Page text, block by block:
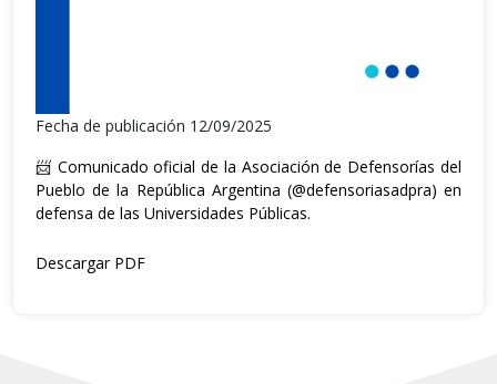
Fecha de publicación 12/09/2025
📨 Comunicado oficial de la Asociación de Defensorías del
Pueblo de la República Argentina (@defensoriasadpra) en
defensa de las Universidades Públicas.
Descargar PDF